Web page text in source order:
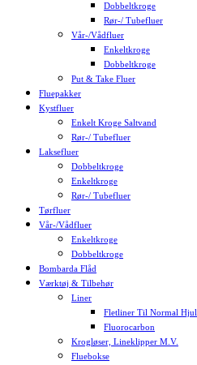
Dobbeltkroge
Rør-/ Tubefluer
Vår-/Vådfluer
Enkeltkroge
Dobbeltkroge
Put & Take Fluer
Fluepakker
Kystfluer
Enkelt Kroge Saltvand
Rør-/ Tubefluer
Laksefluer
Dobbeltkroge
Enkeltkroge
Rør-/ Tubefluer
Tørfluer
Vår-/Vådfluer
Enkeltkroge
Dobbeltkroge
Bombarda Flåd
Værktøj & Tilbehør
Liner
Fletliner Til Normal Hjul
Fluorocarbon
Krogløser, Lineklipper M.v.
Fluebokse